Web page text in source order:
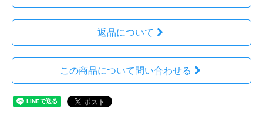
返品について
この商品について問い合わせる